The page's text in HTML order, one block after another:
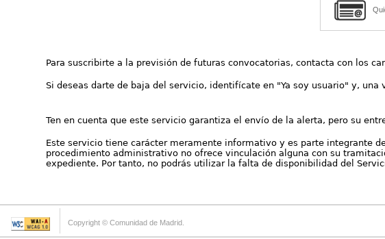
Para suscribirte a la previsión de futuras convocatorias, contacta con los
Si deseas darte de baja del servicio, identifícate en "Ya soy usuario" y,
Ten en cuenta que este servicio garantiza el envío de la alerta, pero su
Este servicio tiene carácter meramente informativo y es parte integrante
procedimiento administrativo no ofrece vinculación alguna con su
expediente. Por tanto, no podrás utilizar la falta de disponibilidad del
Copyright © Comunidad de Madrid.